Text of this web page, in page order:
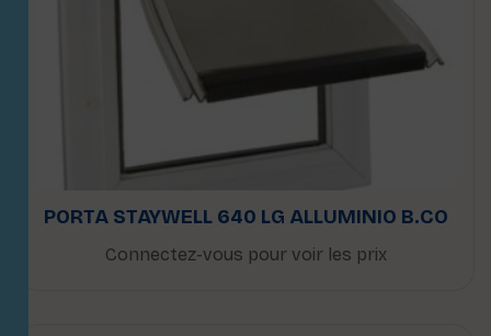
PORTA STAYWELL 640 LG ALLUMINIO B.CO
Connectez-vous pour voir les prix